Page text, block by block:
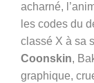
acharné,
les codes du
classé X à sa
Coonskin,
graphique,